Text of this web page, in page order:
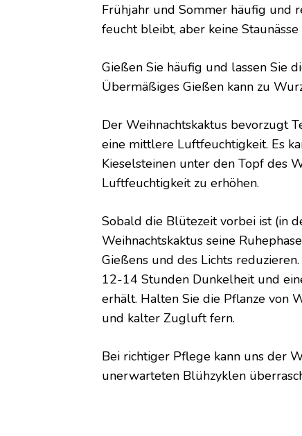
Frühjahr und Sommer häufig und
feucht bleibt, aber keine Staunässe
Gießen Sie häufig und lassen Sie
Übermäßiges Gießen kann zu
Der Weihnachtskaktus bevorzugt
eine mittlere Luftfeuchtigkeit. Es
Kieselsteinen unter den Topf des
Luftfeuchtigkeit zu erhöhen.
Sobald die Blütezeit vorbei ist (in
Weihnachtskaktus seine
Gießens und des Lichts
12-14 Stunden Dunkelheit und
erhält. Halten Sie die Pflanze von
und kalter Zugluft fern.
Bei richtiger Pflege kann uns der
unerwarteten Blühzyklen